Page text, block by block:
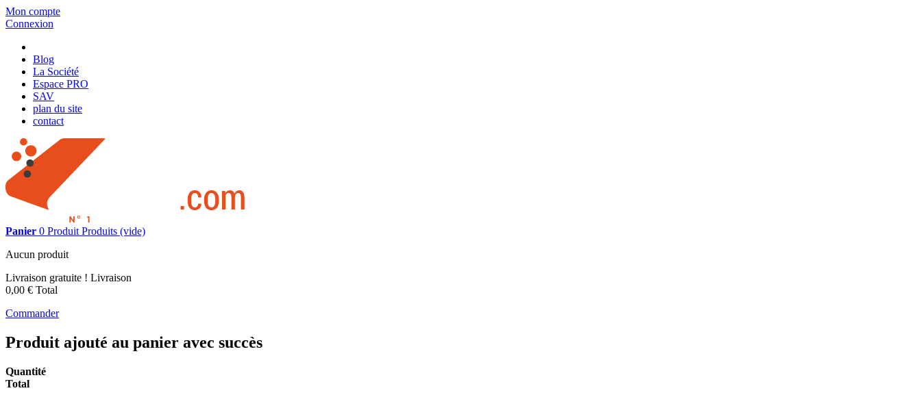
Mon compte
Connexion
Blog
La Société
Espace PRO
SAV
plan du site
contact
Panier 0 Produit Produits (vide)
Aucun produit
Livraison gratuite ! Livraison
0,00 € Total
Commander
Produit ajouté au panier avec succès
Quantité
Total